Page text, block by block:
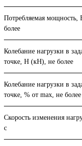
Потребляемая мощность,
более
Колебание нагрузки в
точке, Н (кН), не более
Колебание нагрузки в
точке, % от max, не более
Скорость изменения
с